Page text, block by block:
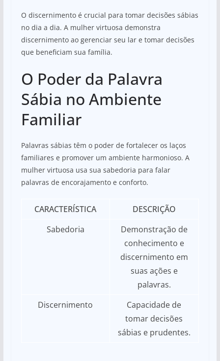
O discernimento é crucial para tomar decisões sábias
no dia a dia. A mulher virtuosa demonstra
discernimento ao gerenciar seu lar e tomar decisões
que beneficiam sua família.
O Poder da Palavra
Sábia no Ambiente
Familiar
Palavras sábias têm o poder de fortalecer os laços
familiares e promover um ambiente harmonioso. A
mulher virtuosa usa sua sabedoria para falar
palavras de encorajamento e conforto.
CARACTERÍSTICA
DESCRIÇÃO
Sabedoria
Demonstração de
conhecimento e
discernimento em
suas ações e
palavras.
Discernimento
Capacidade de
tomar decisões
sábias e prudentes.